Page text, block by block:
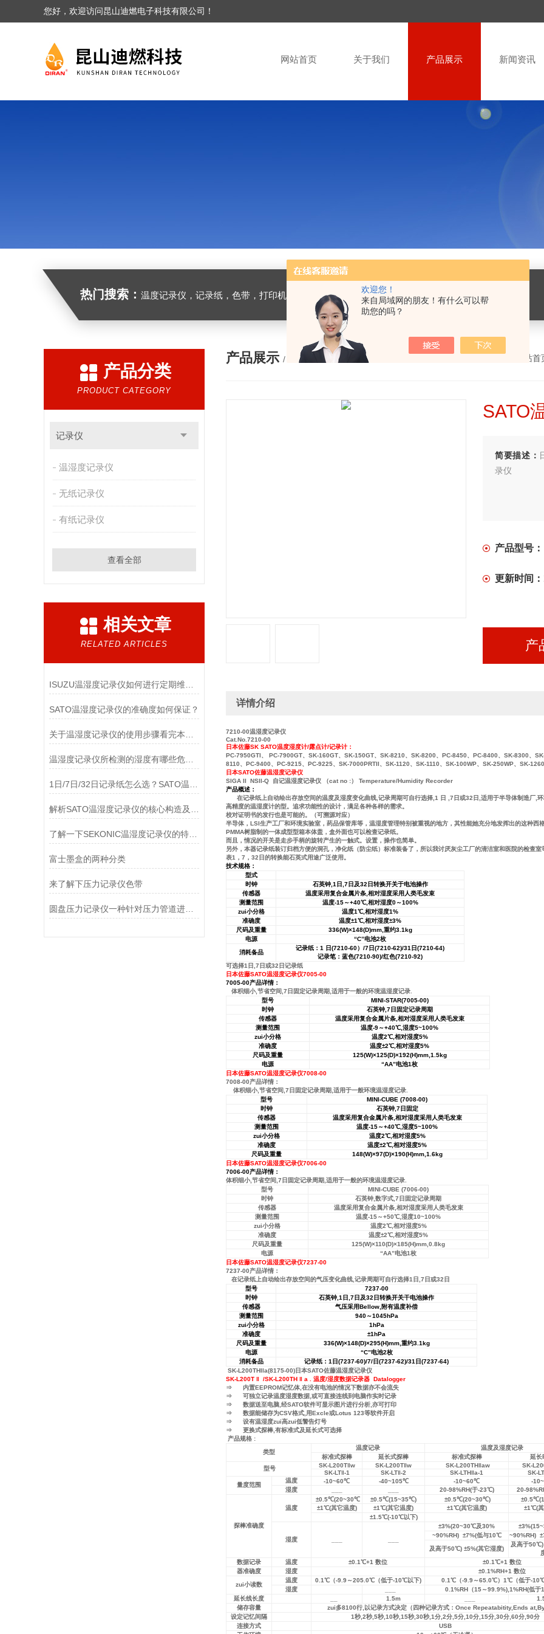
欢迎您！
来自局域网的朋友！有什么可以帮
助您的吗？
您好，欢迎访问昆山迪燃电子科技有限公司！
网站首页 关于我们 产品展示 新闻资讯
热门搜索： 温度记录仪，记录纸，色带，打印机，温控表，温湿度监控系统，记录笔，燃烧器
产品分类
PRODUCT CATEGORY
记录仪
温湿度记录仪
无纸记录仪
有纸记录仪
查看全部
相关文章
RELATED ARTICLES
SATO温湿度记录仪的准确度如何保证？
温湿度记录仪所检测的湿度有哪些危害呢
了解一下SEKONIC温湿度记录仪的特点及优势吧
富士墨盒的两种分类
来了解下压力记录仪色带
圆盘压力记录仪一种针对压力管道进行测量的记录仪
产品展示 / PRODUCTS 网站首
SATO
简要描述：
录仪
产品型号：
更新时间：
产
详情介绍
7210-00温湿度记录仪
Cat.No.7210-00
日本佐藤SK SATO温度湿度计/露点计/记录计：
PC-7950GTI、 PC-7900GT、SK-160GT、SK-150GT、SK-8210、SK-8200、PC-8450、PC-8400、SK-8300、
8110、PC-9400、PC-9215、PC-9225、SK-7000PRTII、SK-1120、SK-1110、SK-100WP、SK-250WP、SK-
日本SATO佐藤温湿度记录仪
SIGA II NSII-Q 自记温湿度记录仪 （cat no :） Temperature/Humidity Recorder
产品概述：
在记录纸上自动绘出存放空间的温度及湿度变化曲线,记录周期可自行选择,1 日 ,7日或32日,适用于半导体制造厂,环
高精度的温湿度计的型。追求功能性的设计，满足各种各样的需求。
校对证明书的发行也是可能的。（可溯源对应）
半导体，LSI生产工厂和环境实验室，药品保管库等，温湿度管理特别被重视的地方，其性能她充分地发挥出的这种西
PMMA树脂制的一体成型型箱本体盖，盒外面也可以检查记录纸。
而且，情况的开关是走步手柄的旋转产生的一触式。设置，操作也简单。
另外，本器记录纸装订归档方便的洞孔，净化纸（防尘纸）标准装备了，所以我讨厌灰尘工厂的清洁室和医院的检查室
表1，7，32日的转换能石英式用途广泛使用。
技术规格：
型式
时钟
石英钟,1 日 ,7日及32 日转换开关于电池操作
传感器
温度采用复合金属片条 相对湿度采用人类毛发束
测量范围
温度-15～+40℃, 相对湿度0～100%
zui小分格
温度1℃ 相对湿度1%
准确度
温度±1℃ 相对湿度±3%
尺码及重量
336(W)×148(D)mm, 重约3.1kg
电源
“C”电池2枚
消耗备品
记录纸： 1 日(7210-60） /7日(7210-62)/31 日(7210-64)
记录笔：蓝色(7210-90)/红色(7210-92)
可选择1日,7日或32日记录纸
日本佐藤SATO温湿度记录仪7005-00
7005-00产品详情：
体积细小,节省空间,7日固定记录周期,适用于一般的环境温湿度记录.
型号
MINI-STAR(7005-00)
时钟
石英钟,7日固定记录周期
传感器
温度采用复合金属片条, 相对湿度采用人类毛发束
测量范围
温度-9～+40℃ 湿度5~100%
zui小分格
温度2℃, 相对湿度5%
准确度
温度±2℃ 相对湿度5%
尺码及重量
125(W)×125(D)×192(H)mm,1.5kg
电源
“AA”电池1枚
日本佐藤SATO温湿度记录仪7008-00
7008-00产品详情：
体积细小,节省空间,7日固定记录周期,适用于一般环境温湿度记录.
型号
MINI-CUBE (7008-00)
时钟
石英钟,7日固定
传感器
温度采用复合金属片条, 相对湿度采用人类毛发束
测量范围
温度-15～+40℃ 湿度5~100%
zui小分格
温度2℃, 相对湿度5%
准确度
温度±2℃ 相对湿度5%
尺码及重量
148(W)×97(D)×190(H)mm,1.6kg
日本佐藤SATO温湿度记录仪7006-00
7006-00产品详情：
体积细小,节省空间,7日固定记录周期,适用于一般的环境温湿度记录.
型号
MINI-CUBE (7006-00)
时钟
石英钟,数字式,7日固定记录周期
传感器
温度采用复合金属片条,相对湿度采用人类毛发束
测量范围
温度-15～+50℃,湿度10~100%
zui小分格
温度2℃,相对湿度5%
准确度
温度±2℃,相对湿度5%
尺码及重量
125(W)×110(D)×185(H)mm,0.8kg
电源
“AA”电池1枚
日本佐藤SATO温湿度记录仪7237-00
7237-00产品详情：
在记录纸上自动绘出存放空间的气压变化曲线,记录周期可自行选择1日,7日或32日
型号
7237-00
时钟
石英钟 ,1 日 ,7日及32 日转换开关干电池操作
传感器
气压采用Bellow, 附有温度补偿
测量范围
940～1045hPa
zui小分格
1hPa
准确度
±1hPa
尺码及重量
336(W)×148(D)×295(H)mm, 重约3.1kg
电源
“C”电池2枚
消耗备品
记录纸： 1 日(7237-60)/7/日(7237-62)/31 日(7237-64)
SK-L200THIIa(8175-00)日本SATO佐藤温湿度记录仪
SK-L200T ‖ /SK-L200TH ‖ a . 温度/湿度数据记录器 Datalogger
⇒ 内置EEPROM记忆体,在没有电池的情况下数据亦不会流失
⇒ 可独立记录温度湿度数据,或可直接连线到电脑作实时记录
⇒ 数据送至电脑,经SATO软件可显示图片进行分析,亦可打印
⇒ 数据能储存为CSV格式,用Excle或Lotus 123等软件开启
⇒ 设有温湿度zui高zui低警告灯号
⇒ 更换式探棒,有标准式及延长式可选择
产品规格 :
类型
温度记录
温度及湿度记录
标准式探棒
延长式探棒 标准式探棒
延长
型号
SK-L200T‖w SK-L200T‖w SK-L200TH‖aw
SK-
SK-LT‖-1
SK-LT‖-2 SK-LTH‖a-1
SK-
量度范围
温度 -10~60℃ -40~105℃ -10~60℃
-
湿度
20-98%RH(于-23℃) 20-
探棒准确度
温度
±0.5℃(20~30℃ ±0.5℃(15~35℃) ±0.5℃(20~30℃)
±1℃(其它温度)
±1℃(其它温度) ±1℃(其它温度)
±1℃(
±1.5℃(-10℃以下)
湿度
±3%(20~30℃及30%
~90%RH) ±7%(低与10℃
~90%RH)
及高于50℃) ±5%(其它湿度)
及高于50℃)
数据记录
温度 ±0.1℃+1 数位
±0.1℃+1 数位
器准确度
湿度
±0.1%RH+1 数位
zui小读数
温度 0.1℃（-9.9～205.0℃（低于-10℃以下)
0.1℃（-9.9～65.0℃）1℃（低于-10℃
湿度
0.1%RH（15～99.9%),1%RH(低于
延长线长度
1.5m
储存容量
zui多8100行,以记录方式决定（四种记录方式：Once Repeatabitity,Ends
设定记忆间隔
1秒,2秒,5秒,10秒,15秒,30秒,1分,2分,5分,10分,15分,30分,60分,90分
连接方式
USB